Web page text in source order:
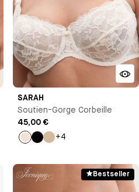
SARAH
Soutien-Gorge Corbeille
45,00 €
Milk
+4
Bestseller